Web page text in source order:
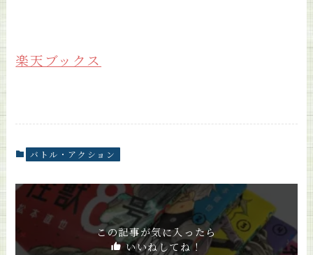
楽天ブックス
バトル・アクション
この記事が気に入ったら
いいねしてね！